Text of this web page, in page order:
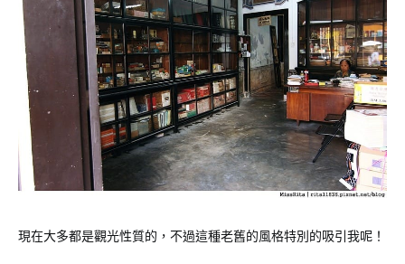
現在大多都是觀光性質的，不過這種老舊的風格特別的吸引我呢！